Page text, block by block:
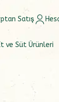
Satış
ve Süt Ürünleri